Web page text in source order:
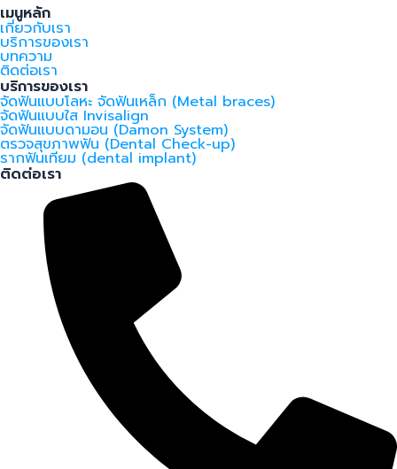
เมนูหลัก
เกี่ยวกับเรา
บริการของเรา
บทความ
ติดต่อเรา
บริการของเรา
จัดฟันแบบโลหะ จัดฟันเหล็ก (Metal braces)
จัดฟันแบบใส Invisalign
จัดฟันแบบดามอน (Damon System)
ตรวจสุขภาพฟัน (Dental Check-up)
รากฟันเทียม (dental implant)
ติดต่อเรา